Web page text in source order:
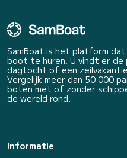
SamBoat is het platform
boot te huren. U vindt er
dagtocht of een
Vergelijk meer dan 50 000
boten met of zonder
de wereld rond.
Informatie